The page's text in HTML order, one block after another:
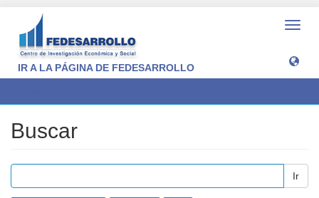
IR A LA PÁGINA DE FEDESARROLLO
Buscar
Ir